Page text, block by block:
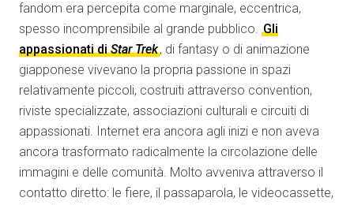
fandom era percepita come marginale, eccentrica,
spesso incomprensibile al grande pubblico. Gli
appassionati diStar Trek, di fantasy o di animazione
giapponese vivevano la propria passione in spazi
relativamente piccoli, costruiti attraverso convention,
riviste specializzate, associazioni culturali e circuiti di
appassionati. Internet era ancora agli inizi e non aveva
ancora trasformato radicalmente la circolazione delle
immagini e delle comunità. Molto avveniva attraverso il
contatto diretto: le fiere, il passaparola, le videocassette,